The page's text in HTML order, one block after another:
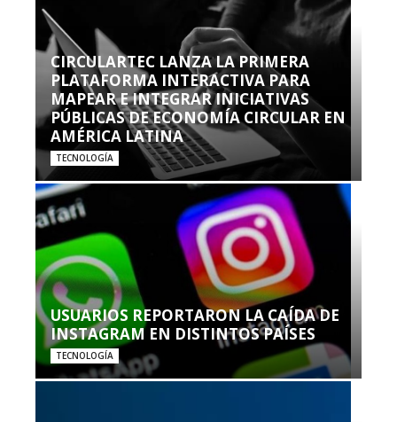
CIRCULARTEC LANZA LA PRIMERA
PLATAFORMA INTERACTIVA PARA
MAPEAR E INTEGRAR INICIATIVAS
PÚBLICAS DE ECONOMÍA CIRCULAR EN
AMÉRICA LATINA
TECNOLOGÍA
USUARIOS REPORTARON LA CAÍDA DE
INSTAGRAM EN DISTINTOS PAÍSES
TECNOLOGÍA